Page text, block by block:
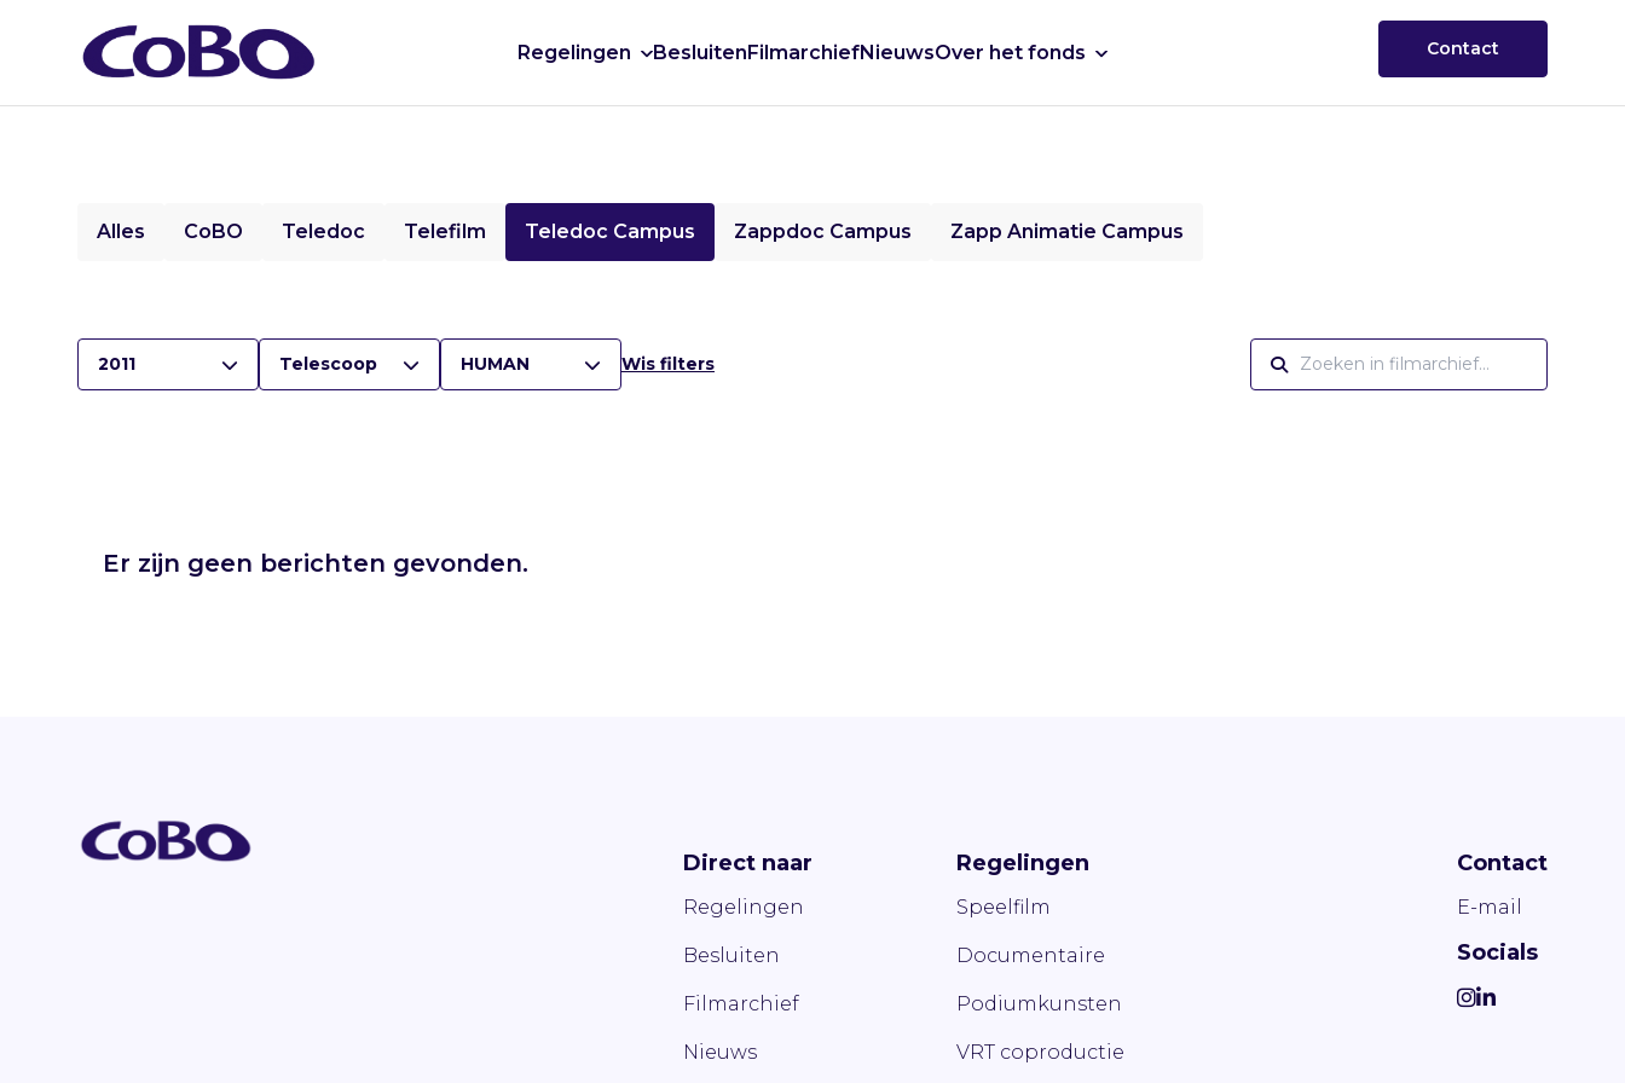
Regelingen BesluitenFilmarchiefNieuwsOver het fonds Contact
Alles CoBO Teledoc Telefilm Teledoc Campus Zappdoc Campus Zapp Animatie Campus
2011 Telescoop HUMAN Wis filters
Er zijn geen berichten gevonden.
Direct naar
Regelingen
Besluiten
Filmarchief
Nieuws
Regelingen
Speelfilm
Documentaire
Podiumkunsten
VRT coproductie
Contact
E-mail
Socials